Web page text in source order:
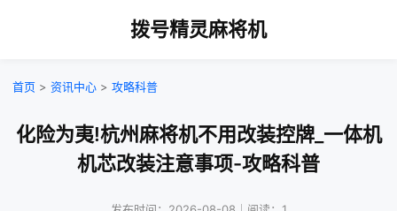
拨号精灵麻将机
首页 > 资讯中心 > 攻略科普
化险为夷!杭州麻将机不用改装控牌_一体机
机芯改装注意事项-攻略科普